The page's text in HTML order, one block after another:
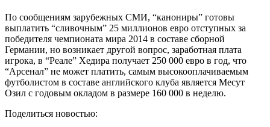
По сообщениям зарубежных СМИ, “канониры” готовы
выплатить “сливочным” 25 миллионов евро отступных за
победителя чемпионата мира 2014 в составе сборной
Германии, но возникает другой вопрос, заработная плата
игрока, в “Реале” Хедира получает 250 000 евро в год, что
“Арсенал” не может платить, самым высокооплачиваемым
футболистом в составе английского клуба является Месут
Озил с годовым окладом в размере 160 000 в неделю.
Поделиться новостью: